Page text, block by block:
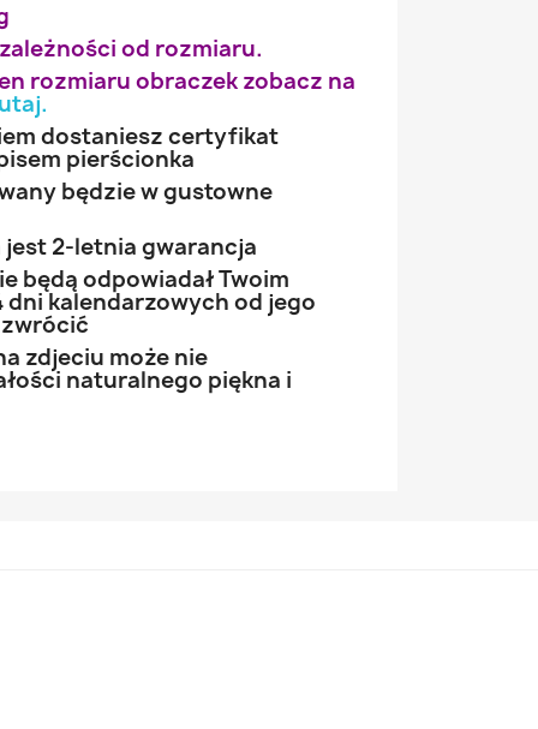
od rozmiaru.
rozmiaru obraczek zobacz na
.
dostaniesz certyfikat
pierścionka
będzie w gustowne
2-letnia gwarancja
będą odpowiadał Twoim
dni kalendarzowych od jego
zdjeciu może nie
naturalnego piękna i